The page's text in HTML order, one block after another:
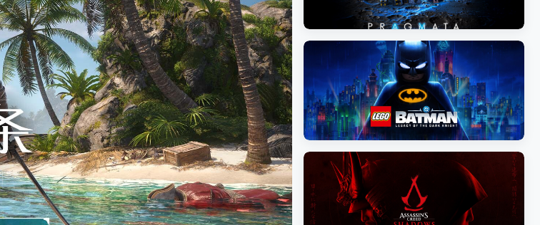
《识质存在/PRAGMATA》免安装中文版
《乐高蝙蝠侠：黑暗骑士之遗/LEGO
Batman: Legacy of the Dark Knight》
免安装中文版